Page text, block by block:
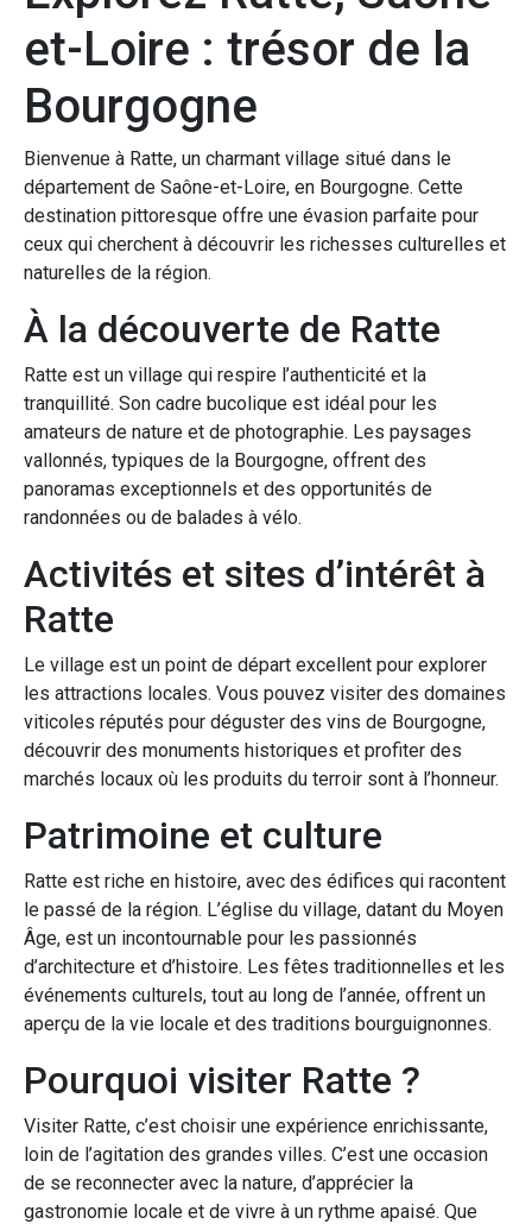
et-Loire : trésor de la
Bourgogne
Bienvenue à Ratte, un charmant village situé dans le
département de Saône-et-Loire, en Bourgogne. Cette
destination pittoresque offre une évasion parfaite pour
ceux qui cherchent à découvrir les richesses culturelles et
naturelles de la région.
À la découverte de Ratte
Ratte est un village qui respire l’authenticité et la
tranquillité. Son cadre bucolique est idéal pour les
amateurs de nature et de photographie. Les paysages
vallonnés, typiques de la Bourgogne, offrent des
panoramas exceptionnels et des opportunités de
randonnées ou de balades à vélo.
Activités et sites d’intérêt à
Ratte
Le village est un point de départ excellent pour explorer
les attractions locales. Vous pouvez visiter des domaines
viticoles réputés pour déguster des vins de Bourgogne,
découvrir des monuments historiques et profiter des
marchés locaux où les produits du terroir sont à l’honneur.
Patrimoine et culture
Ratte est riche en histoire, avec des édifices qui racontent
le passé de la région. L’église du village, datant du Moyen
Âge, est un incontournable pour les passionnés
d’architecture et d’histoire. Les fêtes traditionnelles et les
événements culturels, tout au long de l’année, offrent un
aperçu de la vie locale et des traditions bourguignonnes.
Pourquoi visiter Ratte ?
Visiter Ratte, c’est choisir une expérience enrichissante,
loin de l’agitation des grandes villes. C’est une occasion
de se reconnecter avec la nature, d’apprécier la
gastronomie locale et de vivre à un rythme apaisé. Que